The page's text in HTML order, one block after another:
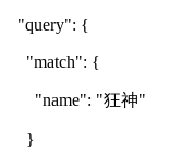
"query": {
"match": {
"name": "狂神"
}